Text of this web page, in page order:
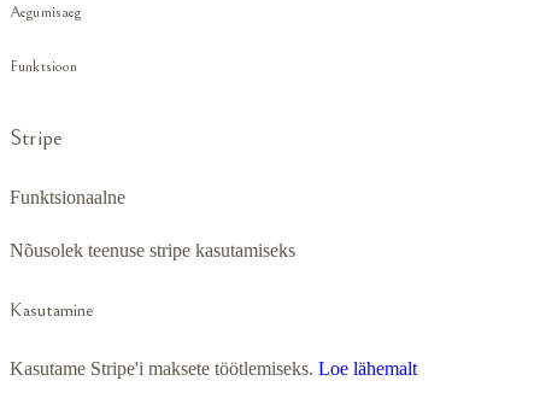
Aegumisaeg
Funktsioon
Stripe
Funktsionaalne
Nõusolek teenuse stripe kasutamiseks
Kasutamine
Kasutame Stripe'i maksete töötlemiseks. Loe lähemalt